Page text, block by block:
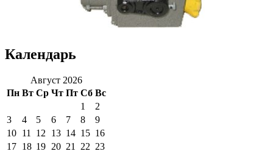
Календарь
Август 2026
Пн Вт Ср Чт Пт Сб Вс
1
2
3
4 5 6 7 8
9
10 11 12 13 14 15 16
17 18 19 20 21 22 23